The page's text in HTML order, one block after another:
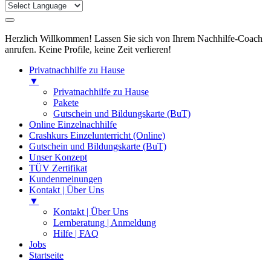
Herzlich Willkommen! Lassen Sie sich von Ihrem Nachhilfe-Coach
anrufen. Keine Profile, keine Zeit verlieren!
Privatnachhilfe zu Hause
▼
Privatnachhilfe zu Hause
Pakete
Gutschein und Bildungskarte (BuT)
Online Einzelnachhilfe
Crashkurs Einzelunterricht (Online)
Gutschein und Bildungskarte (BuT)
Unser Konzept
TÜV Zertifikat
Kundenmeinungen
Kontakt | Über Uns
▼
Kontakt | Über Uns
Lernberatung | Anmeldung
Hilfe | FAQ
Jobs
Startseite